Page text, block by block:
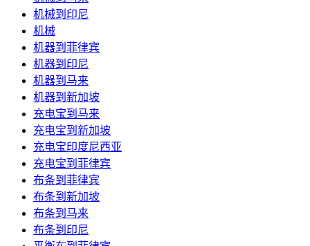
机械到印尼
机械
机器到菲律宾
机器到印尼
机器到马来
机器到新加坡
充电宝到马来
充电宝到新加坡
充电宝印度尼西亚
充电宝到菲律宾
布条到菲律宾
布条到新加坡
布条到马来
布条到印尼